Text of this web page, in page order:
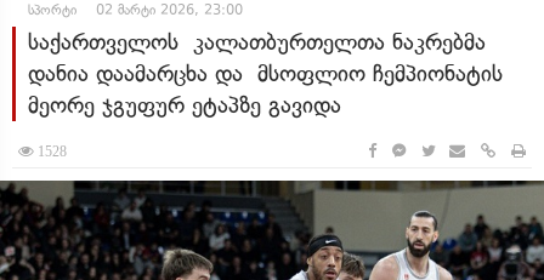
სპორტი 02 მარტი 2026, 23:00
საქართველოს კალათბურთელთა ნაკრებმა
დანია დაამარცხა და მსოფლიო ჩემპიონატის
მეორე ჯგუფურ ეტაპზე გავიდა
1528